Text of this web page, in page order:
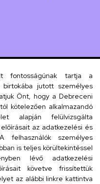
utca 33.
fontosságúnak tartja a
jutott személyes
Önt, hogy a Debreceni
kötelezően alkalmazandó
alapján felülvizsgálta
az adatkezelési és
felhasználók személyes
is teljes körültekintéssel
lévő adatkezelési
követve frissítettük
az alábbi linkre kattintva